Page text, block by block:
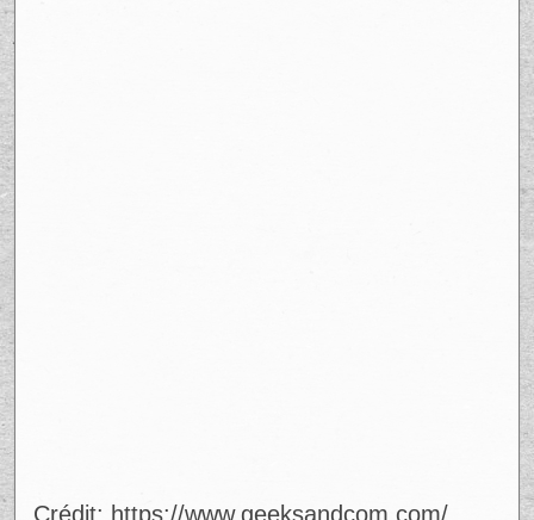
Crédit: https://www.geeksandcom.com/